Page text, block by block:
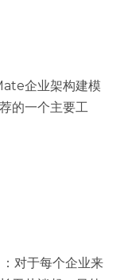
企业架构建模
的一个主要工
：对于每个企业来